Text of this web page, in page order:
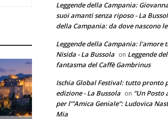
Leggende della Campania:
suoi amanti senza riposo - La
della Campania: da dove nascono
Leggende della Campania: l'amore
Nisida - La Bussola on Leggende
fantasma del Caffè Gambrinus
Ischia Global Festival: tutto pronto
edizione - La Bussola on “Un Posto
per l’”Amica Geniale”: Ludovica
Mia